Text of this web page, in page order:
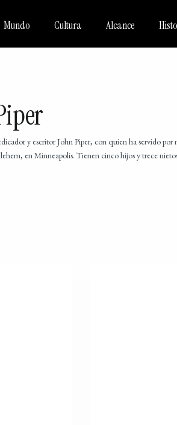
Mundo Cultura Alcance
y escritor John Piper, con quien ha servido por
en Minneapolis. Tienen cinco hijos y trece